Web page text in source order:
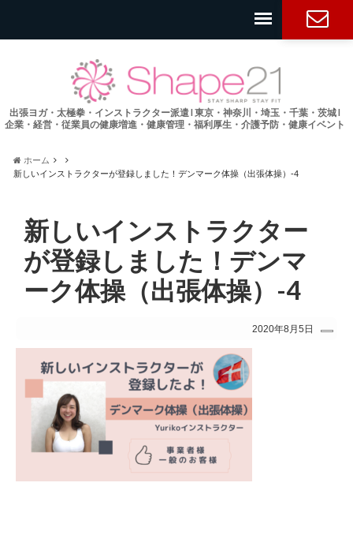
出張ヨガ・太極拳・インストラクター派遣 l 東京・神奈川・埼玉・千葉・茨城 l
企業・経営・従業員の健康増進・健康管理・福利厚生・介護予防・健康イベント
ホーム
新しいインストラクターが登録しました！デンマーク体操（出張体操）-4
新しいインストラクター
が登録しました！デンマ
ーク体操（出張体操）-4
2020年8月5日